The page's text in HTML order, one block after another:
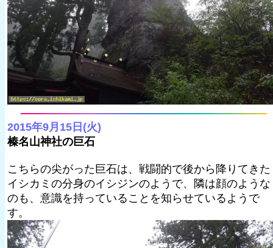
2015年9月15日(火)
榛名山神社の巨石
こちらの尖がった巨石は、戦闘的で後から降りてきた
イシカミの分身のイシジンのようで、隣は顔のような
のも、意識を持っていることを知らせているようで
す。